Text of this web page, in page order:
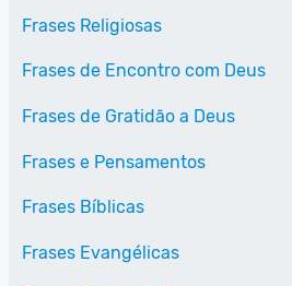
Frases Religiosas
Frases de Encontro com Deus
Frases de Gratidão a Deus
Frases e Pensamentos
Frases Bíblicas
Frases Evangélicas